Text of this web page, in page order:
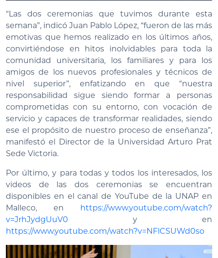
“Las dos ceremonias que tuvimos durante esta
semana”, indicó Juan Pablo López, “fueron de las más
emotivas que hemos realizado en los últimos años,
convirtiéndose en hitos inolvidables para toda la
comunidad universitaria, los familiares y para los
amigos de los nuevos profesionales y técnicos de
nivel superior”, enfatizando en que “nuestra
responsabilidad sigue siendo formar a personas
comprometidas con su entorno, con vocación de
servicio y capaces de transformar realidades, siendo
ese el propósito de nuestro proceso de enseñanza”,
manifestó el Director de la Universidad Arturo Prat
Sede Victoria.
Por último, y para todas y todos los interesados, los
videos de las dos ceremonias se encuentran
disponibles en el canal de YouTube de la UNAP en
Malleco, en https://www.youtube.com/watch?
v=JrhJydgUuV0 y en
https://www.youtube.com/watch?v=NFlCSUWd0so